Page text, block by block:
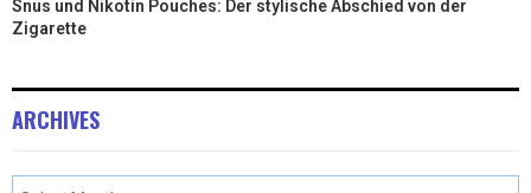
Snus und Nikotin Pouches: Der stylische Abschied von der
Zigarette
ARCHIVES